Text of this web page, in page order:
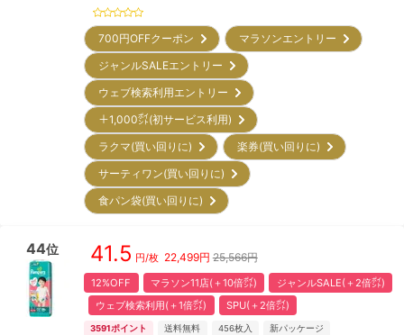
700円OFFクーポン
マラソンエントリー
ジャンルSALEエントリー
ウェブ検索利用エントリー
＋1,000㌽(初サービス利用)
ラクマ(買い回りに)
楽券(買い回りに)
サーティワン(買い回りに)
食パン袋(買い回りに)
44位 41.5 円/枚 22,499円 25,566円
12%OFF マラソン11店(＋10倍㌽)
ジャンルSALE(＋2倍㌽)
ウェブ検索利用(＋1倍㌽)
SPU(＋2倍㌽)
3591 ポイント 送料無料 456枚入 新パッケージ